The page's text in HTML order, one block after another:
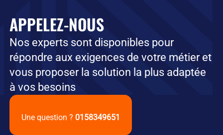
APPELEZ-NOUS
Nos experts sont disponibles pour
répondre aux exigences de votre métier et
vous proposer la solution la plus adaptée
à vos besoins
Une question ? 0158349651